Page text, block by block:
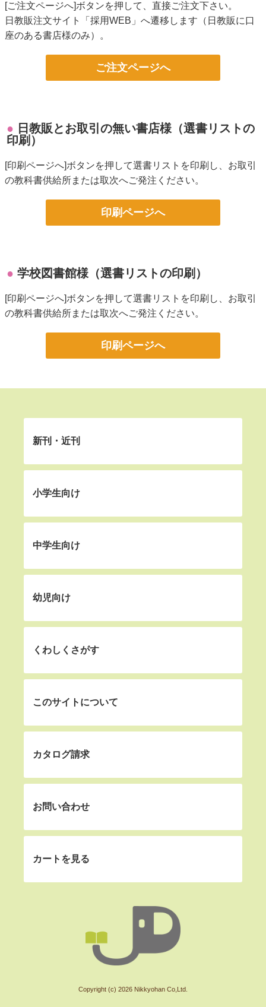
[ご注文ページへ]ボタンを押して、直接ご注文下さい。
日教販注文サイト「採用WEB」へ遷移します（日教販に口
座のある書店様のみ）。
ご注文ページへ
日教販とお取引の無い書店様（選書リストの
印刷）
[印刷ページへ]ボタンを押して選書リストを印刷し、お取引
の教科書供給所または取次へご発注ください。
印刷ページへ
学校図書館様（選書リストの印刷）
[印刷ページへ]ボタンを押して選書リストを印刷し、お取引
の教科書供給所または取次へご発注ください。
印刷ページへ
新刊・近刊
小学生向け
中学生向け
幼児向け
くわしくさがす
このサイトについて
カタログ請求
お問い合わせ
カートを見る
Copyright (c) 2026 Nikkyohan Co,Ltd.